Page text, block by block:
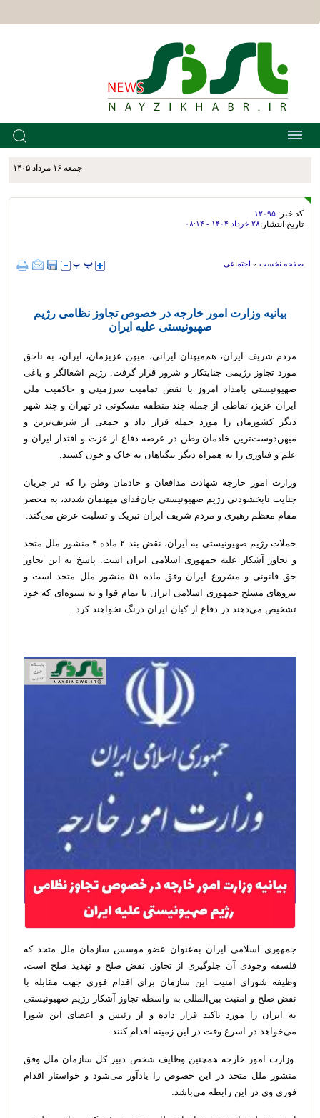
جمعه ۱۶ مرداد ۱۴۰۵
کد خبر: ۱۲۰۹۵
تاریخ انتشار:۲۸ خرداد ۱۴۰۴ - ۰۸:۱۴
صفحه نخست » اجتماعی
بیانیه وزارت امور خارجه در خصوص تجاوز نظامی رژیم
صهیونیستی علیه ایران
مردم شریف ایران، هم‌میهنان ایرانی، میهن عزیزمان، ایران، به ناحق
مورد تجاوز رژیمی جنایتکار و شرور قرار گرفت. رژیم اشغالگر و یاغی
صهیونیستی بامداد امروز با نقض تمامیت سرزمینی و حاکمیت ملی
ایران عزیز، نقاطی از جمله چند منطقه مسکونی در تهران و چند شهر
دیگر کشورمان را مورد حمله قرار داد و جمعی از شریف‌ترین و
میهن‌دوست‌ترین خادمان وطن در عرصه دفاع از عزت و اقتدار ایران و
علم و فناوری را به همراه دیگر بیگناهان به خاک و خون کشید.
وزارت امور خارجه شهادت مدافعان و خادمان وطن را که در جریان
جنایت نابخشودنی رژیم صهیونیستی جان‌فدای میهنمان شدند، به محضر
مقام معظم رهبری و مردم شریف ایران تبریک و تسلیت عرض می‌کند.
حملات رژیم صهیونیستی به ایران، نقض بند ۲ ماده ۴ منشور ملل متحد
و تجاوز آشکار علیه جمهوری اسلامی ایران است. پاسخ به این تجاوز
حق قانونی و مشروع ایران وفق ماده ۵۱ منشور ملل متحد است و
نیروهای مسلح جمهوری اسلامی ایران با تمام قوا و به شیوه‌ای که خود
تشخیص می‌دهند در دفاع از کیان ایران درنگ نخواهند کرد.
جمهوری اسلامی ایران به‌عنوان عضو موسس سازمان ملل متحد که
فلسفه وجودی آن جلوگیری از تجاوز، نقض صلح و تهدید صلح است،
وظیفه شورای امنیت این سازمان برای اقدام فوری جهت مقابله با
نقض صلح و امنیت بین‌المللی به واسطه تجاوز آشکار رژیم صهیونیستی
به ایران را مورد تاکید قرار داده و از رئیس و اعضای این شورا
می‌خواهد در اسرع وقت در این زمینه اقدام کنند.
وزارت امور خارجه همچنین وظایف شخص دبیر کل سازمان ملل وفق
منشور ملل متحد در این خصوص را یادآور می‌شود و خواستار اقدام
فوری وی در این رابطه می‌باشد.